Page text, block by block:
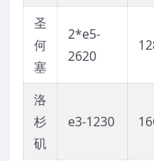
圣
何
塞
2*e5-
2620
洛
杉
矶
e3-1230